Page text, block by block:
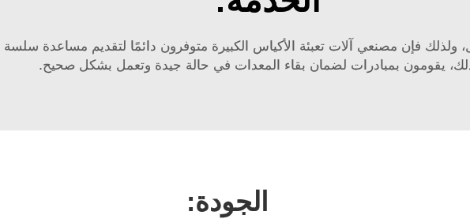
ولذلك فإن مصنعي آلات تعبئة الأكياس الكبيرة متوفرون دائمًا لتقديم مساعدة
يقومون بمبادرات لضمان بقاء المعدات في حالة جيدة وتعمل بشكل صحيح.
الجودة: